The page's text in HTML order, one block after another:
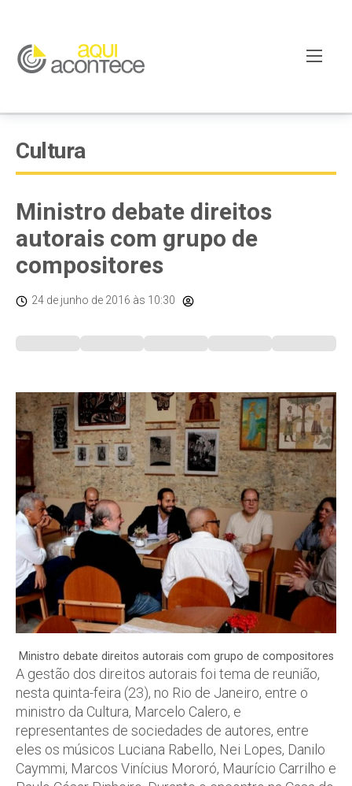
Cultura
Ministro debate direitos
autorais com grupo de
compositores
24 de junho de 2016 às 10:30
Ministro debate direitos autorais com grupo de compositores
A gestão dos direitos autorais foi tema de reunião,
nesta quinta-feira (23), no Rio de Janeiro, entre o
ministro da Cultura, Marcelo Calero, e
representantes de sociedades de autores, entre
eles os músicos Luciana Rabello, Nei Lopes, Danilo
Caymmi, Marcos Vinícius Mororó, Maurício Carrilho e